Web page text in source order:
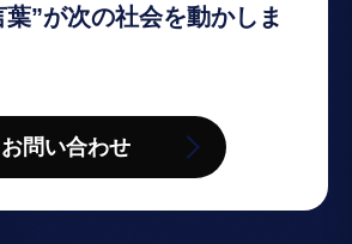
”が次の社会を動かしま
お問い合わせ